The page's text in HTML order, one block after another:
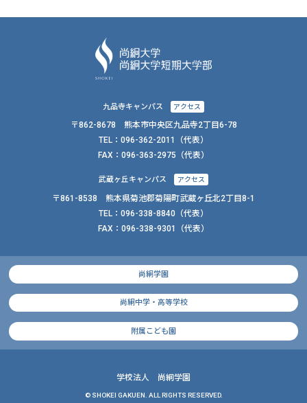
九品寺キャンパス アクセス
〒862-8678 熊本市中央区九品寺2丁目6-78
TEL： 096-362-2011
（代表）
FAX： 096-363-2975（代表）
武蔵ヶ丘キャンパス アクセス
〒861-8538 熊本県菊池郡菊陽町武蔵ヶ丘北2丁目8-1
TEL： 096-338-8840 （代表）
FAX： 096-338-9301（代表）
尚絅学園
尚絅中学・高等学校
附属こども園
学校法人 尚絅学園
© SHOKEI GAKUEN. ALL RIGHTS RESERVED.